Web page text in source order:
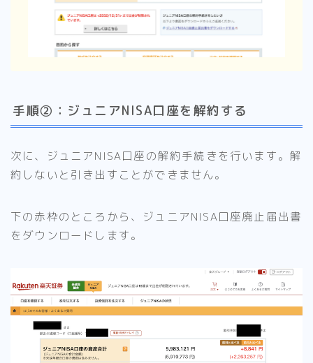
手順②：ジュニアNISA口座を解約する
次に、ジュニアNISA口座の解約手続きを行います。解
約しないと引き出すことができません。
下の赤枠のところから、ジュニアNISA口座廃止届出書
をダウンロードします。